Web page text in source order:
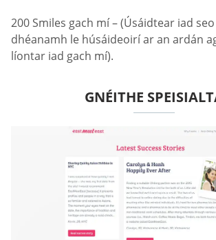
200 Smiles gach mí – (Úsáidtear iad
dhéanamh le húsáideoirí ar an ardán
líontar iad gach mí).
GNÉITHE